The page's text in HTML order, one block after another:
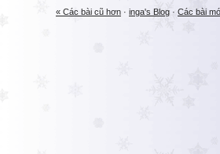
« Các bài cũ hơn · inga's Blog · Các bài